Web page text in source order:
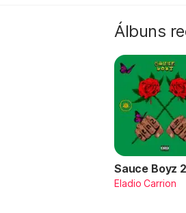
Álbuns
Sauce Boyz 2
Eladio Carrion